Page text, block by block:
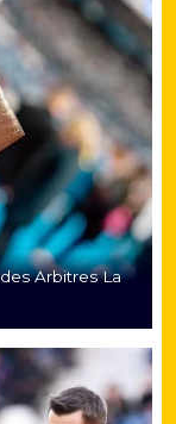
Arbitres La